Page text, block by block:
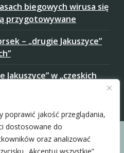
poprawić jakość przeglądania,
dostosowane do
oraz analizować
biegowych wirusa się
przygotowywane
– „drugie Jakuszyce”
Jakuszyce” w „czeskich